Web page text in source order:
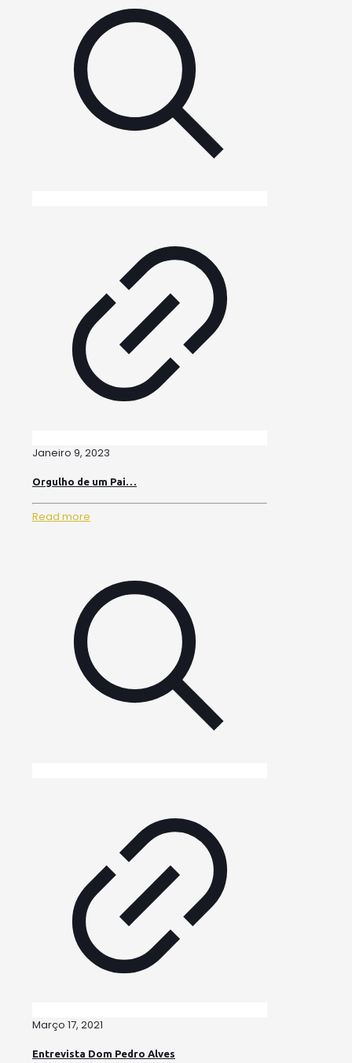
Janeiro 9, 2023
Orgulho de um Pai…
Read more
Março 17, 2021
Entrevista Dom Pedro Alves